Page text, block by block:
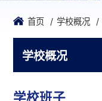
首页 学校概况
学校概况
学校班子